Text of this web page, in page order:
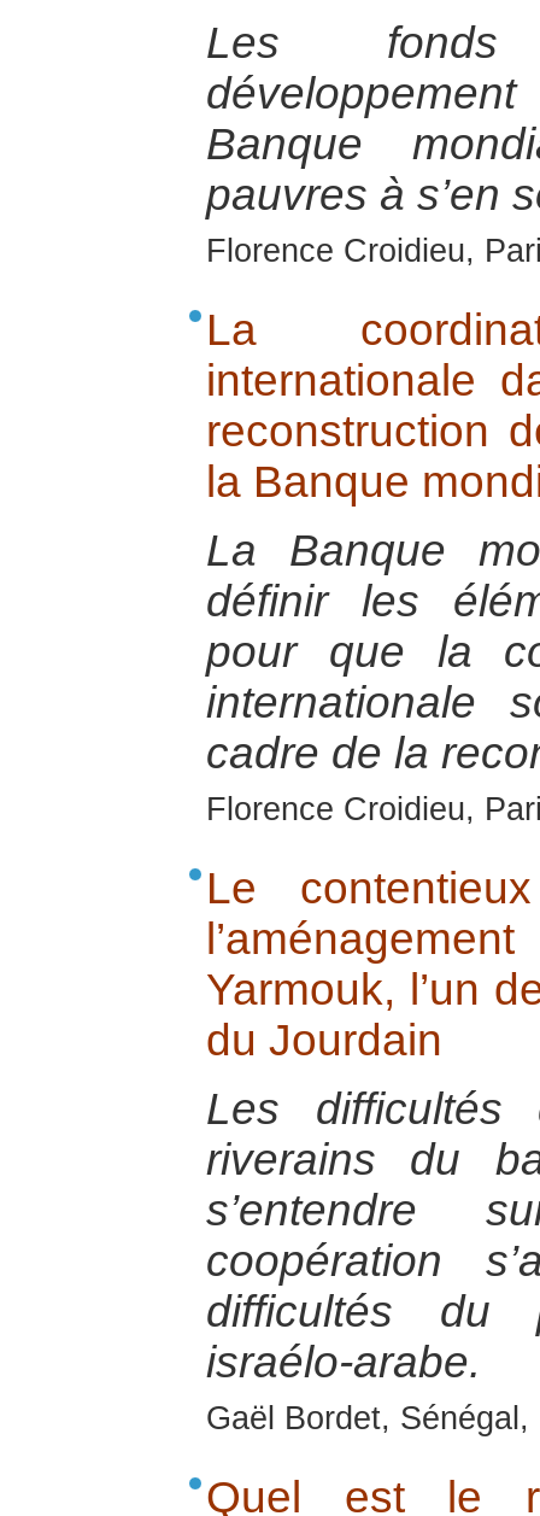
Les fonds
Banque
pauvres à s’en
Florence Croidieu,
La
internationale
reconstruction
la Banque
La Banque
définir les
pour que la
internationale
cadre de la
Florence Croidieu,
Le
Yarmouk, l’un
du Jourdain
Les difficultés
riverains du
s’entendre
coopération
difficultés du
israélo-arabe.
Gaël Bordet,
Quel est le